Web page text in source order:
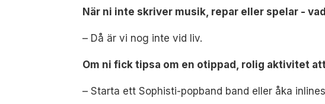
När ni inte skriver musik, repar eller spelar -
– Då är vi nog inte vid liv.
Om ni fick tipsa om en otippad, rolig aktivitet
–Starta ett Sophisti-popband band eller åka